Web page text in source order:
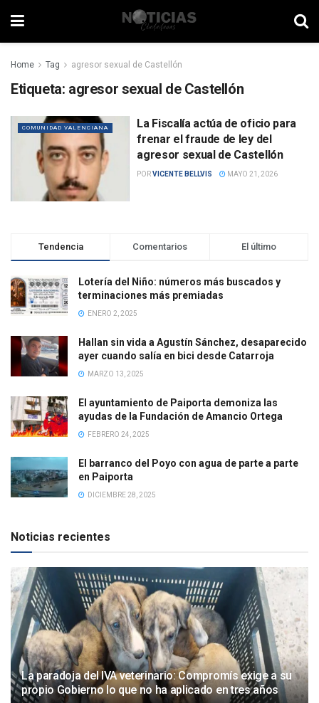
Home Tag agresor sexual de Castellón
Etiqueta: agresor sexual de Castellón
COMUNIDAD VALENCIANA
La Fiscalía actúa de oficio para
frenar el fraude de ley del
agresor sexual de Castellón
PORVICENTE BELLVIS MAYO 21, 2026
Tendencia Comentarios El último
Lotería del Niño: números más buscados y
terminaciones más premiadas
ENERO 2, 2025
Hallan sin vida a Agustín Sánchez, desaparecido
ayer cuando salía en bici desde Catarroja
MARZO 13, 2025
El ayuntamiento de Paiporta demoniza las
ayudas de la Fundación de Amancio Ortega
FEBRERO 24, 2025
El barranco del Poyo con agua de parte a parte
en Paiporta
DICIEMBRE 28, 2025
Noticias recientes
La paradoja del IVA veterinario: Compromís exige a su
propio Gobierno lo que no ha aplicado en tres años